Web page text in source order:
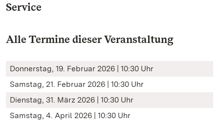
Service
Alle Termine dieser Veranstaltung
Donnerstag, 19. Februar 2026 | 10:30 Uhr
Samstag, 21. Februar 2026 | 10:30 Uhr
Dienstag, 31. März 2026 | 10:30 Uhr
Samstag, 4. April 2026 | 10:30 Uhr